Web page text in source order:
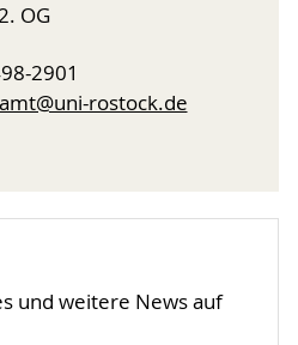
OG
2901
rostock.de
und weitere News auf